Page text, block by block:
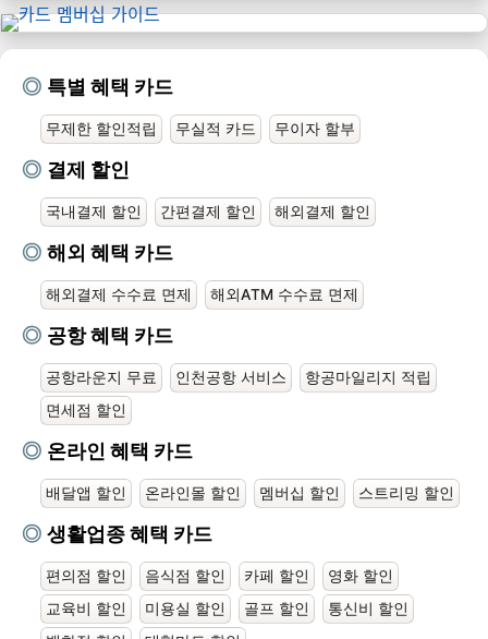
특별 혜택 카드
무제한 할인적립 무실적 카드 무이자 할부
결제 할인
국내결제 할인 간편결제 할인 해외결제 할인
해외 혜택 카드
해외결제 수수료 면제 해외ATM 수수료 면제
공항 혜택 카드
공항라운지 무료 인천공항 서비스
항공마일리지 적립
면세점 할인
온라인 혜택 카드
배달앱 할인 온라인몰 할인 멤버십 할인 스트리밍 할인
생활업종 혜택 카드
편의점 할인 음식점 할인 카페 할인
영화 할인
교육비 할인
미용실 할인 골프 할인
통신비 할인